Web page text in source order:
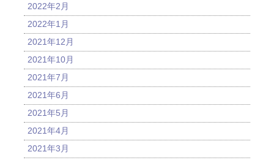
2022年2月
2022年1月
2021年12月
2021年10月
2021年7月
2021年6月
2021年5月
2021年4月
2021年3月